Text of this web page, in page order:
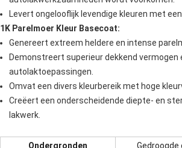
Levert ongelooflijk levendige kleuren met
1K Parelmoer Kleur Basecoat:
Genereert extreem heldere en intense
Demonstreert superieur dekkend
autolaktoepassingen.
Omvat een divers kleurbereik met hoge
Creëert een onderscheidende diepte- en
lakwerk.
Ondergronden